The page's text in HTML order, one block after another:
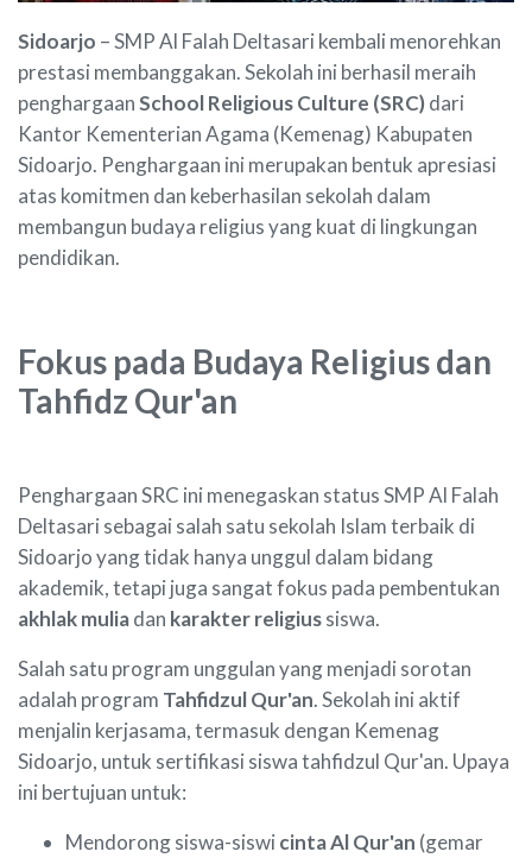
Sidoarjo – SMP Al Falah Deltasari kembali menorehkan
prestasi membanggakan. Sekolah ini berhasil meraih
penghargaanSchool Religious Culture (SRC)dari
Kantor Kementerian Agama (Kemenag) Kabupaten
Sidoarjo. Penghargaan ini merupakan bentuk apresiasi
atas komitmen dan keberhasilan sekolah dalam
membangun budaya religius yang kuat di lingkungan
pendidikan.
Fokus pada Budaya Religius dan
Tahfidz Qur'an
Penghargaan SRC ini menegaskan status SMP Al Falah
Deltasari sebagai salah satu sekolah Islam terbaik di
Sidoarjo yang tidak hanya unggul dalam bidang
akademik, tetapi juga sangat fokus pada pembentukan
akhlak muliadan karakter religiussiswa.
Salah satu program unggulan yang menjadi sorotan
adalah program Tahfidzul Qur'an. Sekolah ini aktif
menjalin kerjasama, termasuk dengan Kemenag
Sidoarjo, untuk sertifikasi siswa tahfidzul Qur'an. Upaya
ini bertujuan untuk:
Mendorong siswa-siswi cinta Al Qur'an (gemar